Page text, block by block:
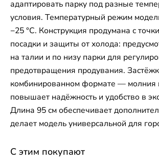
адаптировать парку под разные
условия. Температурный режим
−25 °C. Конструкция продумана с
посадки и защиты от холода:
на талии и по низу парки для
предотвращения продувания.
комбинированном формате — молния
повышает надёжность и удобство в
Длина 95 см обеспечивает
делает модель универсальной для
С этим покупают